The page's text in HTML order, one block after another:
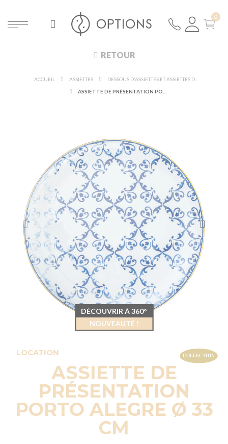
RETOUR
ACCUEIL ASSIETTES
LOCATION
ASSIETTE DE
PRÉSENTATION
PORTO ALEGRE Ø 33
CM
DÉCOUVRIR À 360°
NOUVEAUTÉ !